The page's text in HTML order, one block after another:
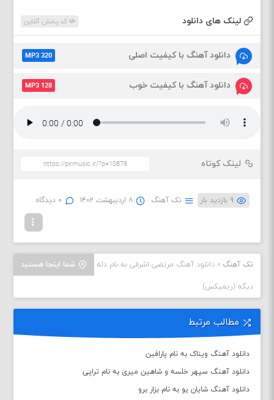
لینک های دانلود کد پخش آنلاین
دانلود آهنگ با کیفیت اصلی MP3 320
دانلود آهنگ با کیفیت خوب MP3 128
لینک کوتاه
۹ بازدید بار تک آهنگ ۸ اردیبهشت ۱۴۰۲ ۰ دیدگاه
شما اینجا هستید تک آهنگ »دانلود آهنگ مرتضی اشرفی به نام دله
دیگه (ریمیکس)
مطالب مرتبط
دانلود آهنگ ویناک به نام پارافین
دانلود آهنگ سپهر خلسه و شاهین میری به نام تراپی
دانلود آهنگ شایان یو به نام بزار برو